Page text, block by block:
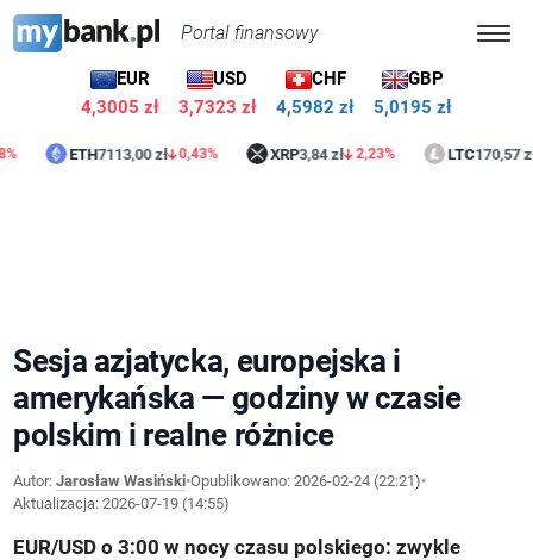
Portal finansowy
EUR
4,3005 zł
USD
3,7324 zł
CHF
4,5983 zł
GBP
5,0195 zł
ETH7113,00 zł 0,43% XRP3,84 zł 2,23% LTC170,57 zł
Sesja azjatycka, europejska i
amerykańska — godziny w czasie
polskim i realne różnice
Autor:Jarosław Wasiński•Opublikowano:2026-02-24 (22:21)•
Aktualizacja:2026-07-19 (14:55)
EUR/USD o 3:00 w nocy czasu polskiego: zwykle